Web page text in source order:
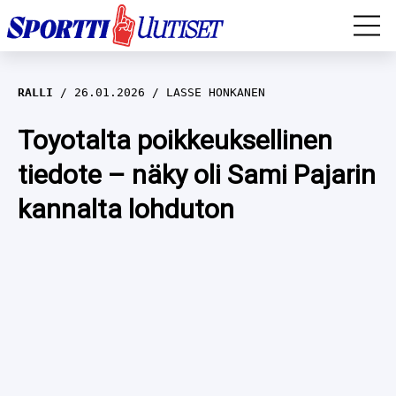
EM-YLEISURHEILU
JÄÄKIEKKO
YLEISURHEILU
WILMA HELTELÄ
TALVILAJIT
RALLI 26.01.2026 LASSE HONKANEN
Toyotalta poikkeuksellinen
tiedote – näky oli Sami Pajarin
kannalta lohduton